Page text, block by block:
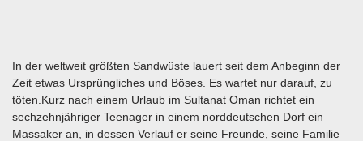
In der weltweit größten Sandwüste lauert seit dem Anbeginn der
Zeit etwas Ursprüngliches und Böses. Es wartet nur darauf, zu
töten.Kurz nach einem Urlaub im Sultanat Oman richtet ein
sechzehnjähriger Teenager in einem norddeutschen Dorf ein
Massaker an, in dessen Verlauf er seine Freunde, seine Familie